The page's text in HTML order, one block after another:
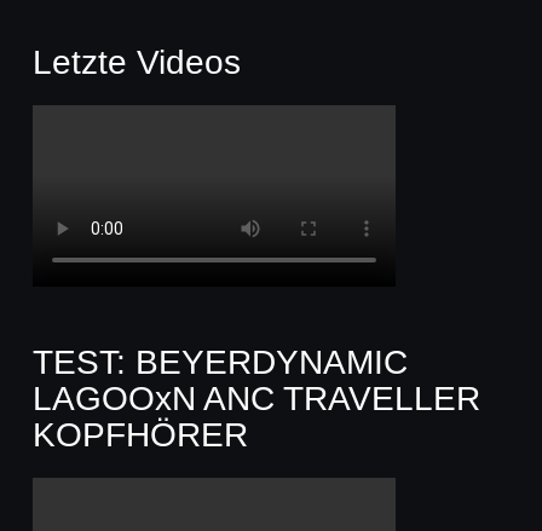
Letzte Videos
TEST: BEYERDYNAMIC
LAGOOxN ANC TRAVELLER
KOPFHÖRER